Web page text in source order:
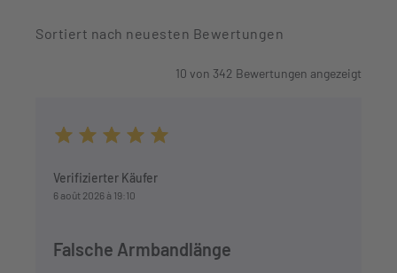
Sortiert nach neuesten Bewertungen
10 von 342 Bewertungen angezeigt
Verifizierter Käufer
6 août 2026 à 19:10
Falsche Armbandlänge